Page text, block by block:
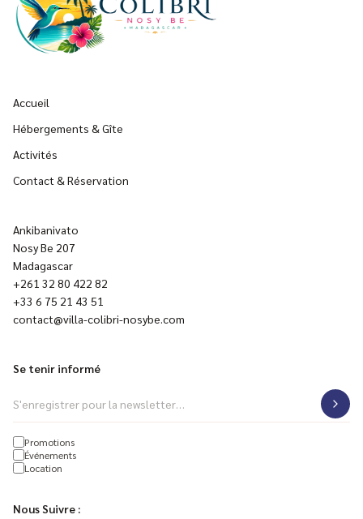
Accueil
Hébergements & Gîte
Activités
Contact & Réservation
Ankibanivato
Nosy Be 207
Madagascar
+261 32 80 422 82
+33 6 75 21 43 51
contact@villa-colibri-nosybe.com
Se tenir informé
S'enregistrer pour la newsletter…
Centres d'intérêt
Promotions
Événements
Location
Nous Suivre :